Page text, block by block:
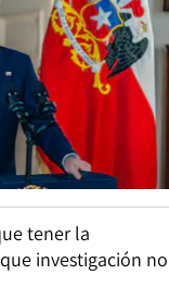
tener la
investigación no